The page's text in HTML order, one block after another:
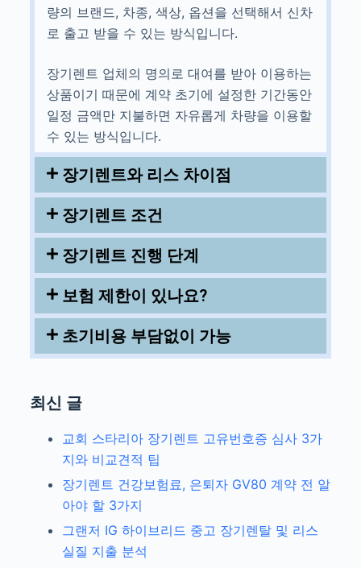
량의 브랜드, 차종, 색상, 옵션을 선택해서 신차
로 출고 받을 수 있는 방식입니다.
장기렌트 업체의 명의로 대여를 받아 이용하는
상품이기 때문에 계약 초기에 설정한 기간동안
일정 금액만 지불하면 자유롭게 차량을 이용할
수 있는 방식입니다.
장기렌트와 리스 차이점
장기렌트 조건
장기렌트 진행 단계
보험 제한이 있나요?
초기비용 부담없이 가능
최신 글
교회 스타리아 장기렌트 고유번호증 심사 3가
지와 비교견적 팁
장기렌트 건강보험료, 은퇴자 GV80 계약 전 알
아야 할 3가지
그랜저 IG 하이브리드 중고 장기렌탈 및 리스
실질 지출 분석